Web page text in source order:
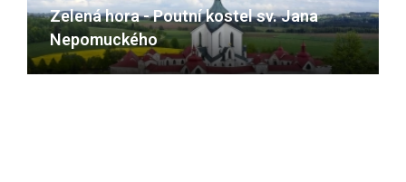
Zelená hora - Poutní kostel sv. Jana
Nepomuckého